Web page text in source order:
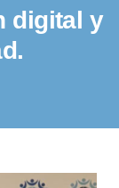
digital y